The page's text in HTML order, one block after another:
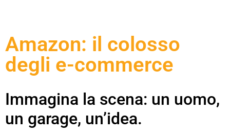
Amazon: il colosso
degli e-commerce
Immagina la scena: un uomo,
un garage, un’idea.